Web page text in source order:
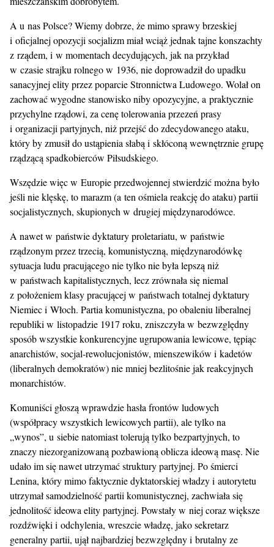
A u nas Polsce? Wiemy dobrze, że mimo sprawy brzeskiej
i oficjalnej opozycji socjalizm miał wciąż jednak tajne konszachty
z rządem, i w momentach decydujących, jak na przykład
w czasie strajku rolnego w 1936, nie doprowadził do upadku
sanacyjnej elity przez poparcie Stronnictwa Ludowego. Wolał on
zachować wygodne stanowisko niby opozycyjne, a praktycznie
przychylne rządowi, za cenę tolerowania przezeń prasy
i organizacji partyjnych, niż przejść do zdecydowanego ataku,
który by zmusił do ustąpienia słabą i skłóconą wewnętrznie grupę
rządzącą spadkobierców Piłsudskiego.
Wszędzie więc w Europie przedwojennej stwierdzić można było
jeśli nie klęskę, to marazm (a ten ośmiela reakcję do ataku) partii
socjalistycznych, skupionych w drugiej międzynarodówce.
A nawet w państwie dyktatury proletariatu, w państwie
rządzonym przez trzecią, komunistyczną, międzynarodówkę
sytuacja ludu pracującego nie tylko nie była lepszą niż
w państwach kapitalistycznych, lecz zrównała się niemal
z położeniem klasy pracującej w państwach totalnej dyktatury
Niemiec i Włoch. Partia komunistyczna, po obaleniu liberalnej
republiki w listopadzie 1917 roku, zniszczyła w bezwzględny
sposób wszystkie konkurencyjne ugrupowania lewicowe, tępiąc
anarchistów, socjal-rewolucjonistów, mienszewików i kadetów
(liberalnych demokratów) nie mniej bezlitośnie jak reakcyjnych
monarchistów.
Komuniści głoszą wprawdzie hasła frontów ludowych
(współpracy wszystkich lewicowych partii), ale tylko na
„wynos”, u siebie natomiast tolerują tylko bezpartyjnych, to
znaczy niezorganizowaną pozbawioną oblicza ideową masę. Nie
udało im się nawet utrzymać struktury partyjnej. Po śmierci
Lenina, który mimo faktycznie dyktatorskiej władzy i autorytetu
utrzymał samodzielność partii komunistycznej, zachwiała się
jednolitość ideowa elity partyjnej. Powstały w niej coraz większe
rozdźwięki i odchylenia, wreszcie władzę, jako sekretarz
generalny partii, ujął najbardziej bezwzględny i brutalny ze